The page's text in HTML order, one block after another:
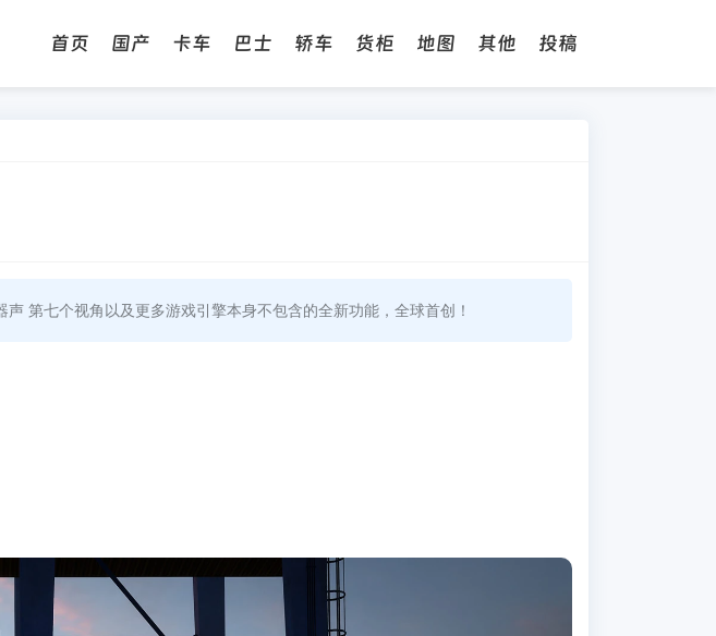
首页 国产 卡车 巴士 轿车 货柜 地图 其他 投稿
第七个视角以及更多游戏引擎本身不包含的全新功能，全球首创！